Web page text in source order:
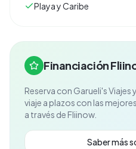
Playa y Caribe
Financiación
Reserva con Garueli's
viaje a plazos con las
a través de Fliinow.
Saber más